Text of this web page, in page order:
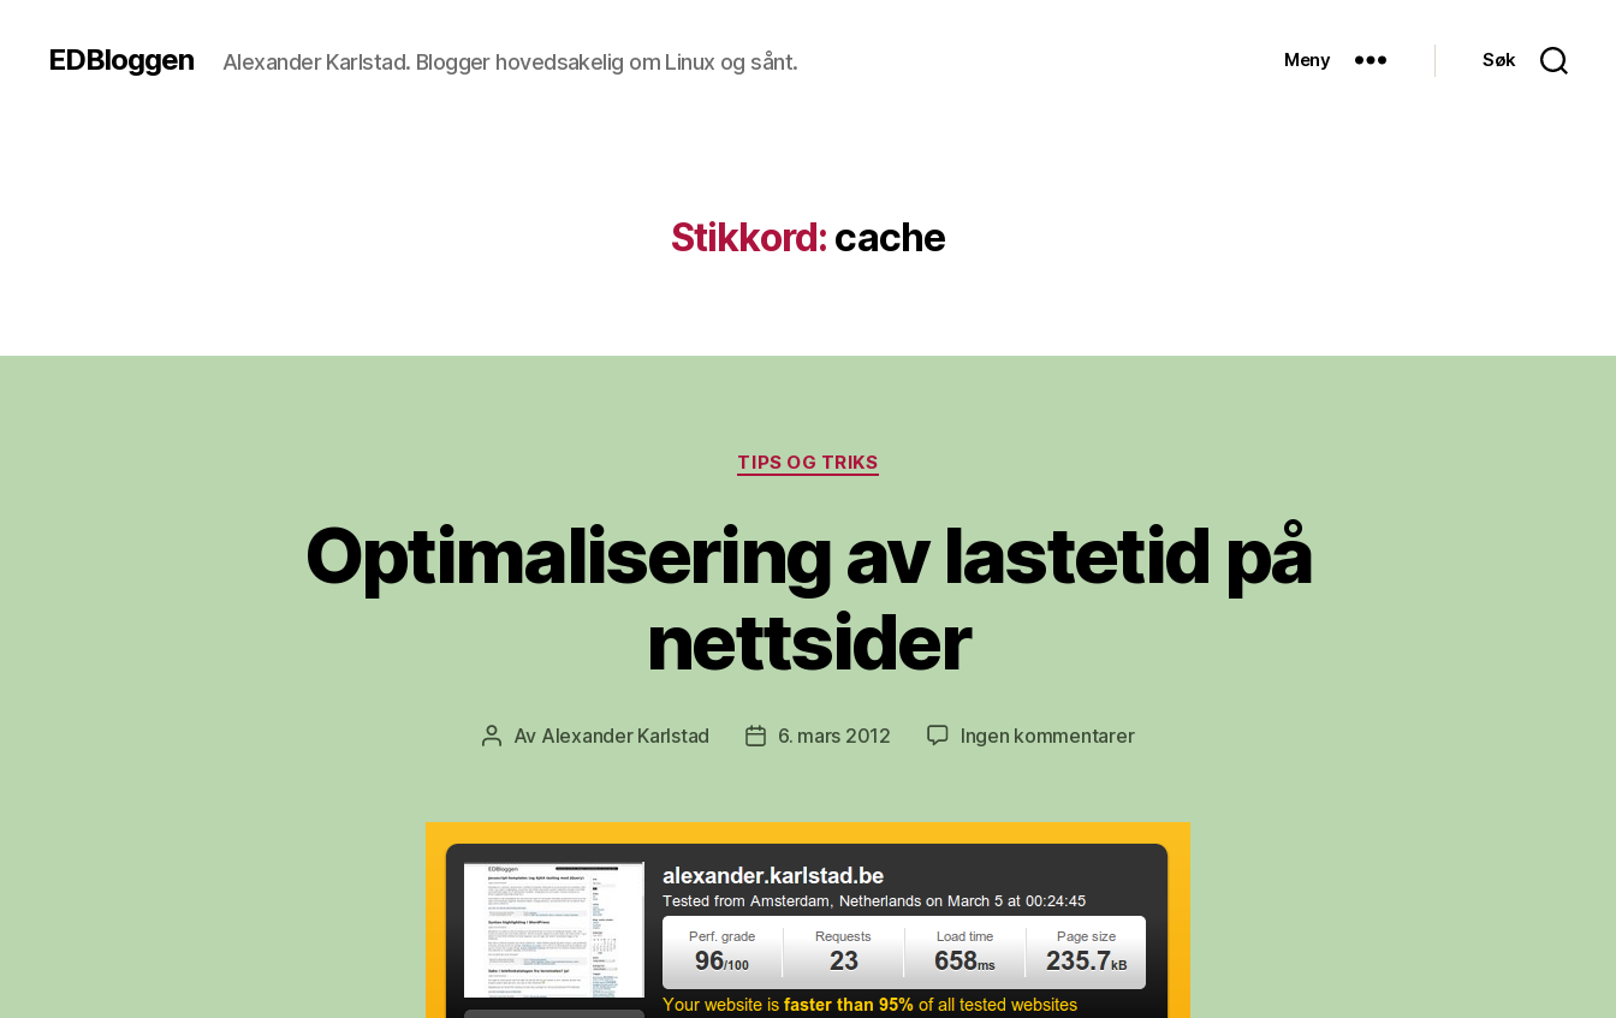
EDBloggen Alexander Karlstad. Blogger hovedsakelig om Linux og sånt. Meny Søk
Stikkord: cache
Kategorier
TIPS OG TRIKS
Optimalisering av lastetid på
nettsider
Innleggsforfatter
Av Alexander Karlstad Publiseringsdato
6. mars 2012 Ingen kommentarertil
lastetid
på